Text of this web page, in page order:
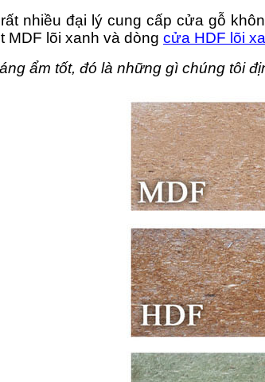
nhiều đại lý cung cấp cửa gỗ
MDF lõi xanh và dòng cửa HDF lõi
ẩm tốt, đó là những gì chúng tôi